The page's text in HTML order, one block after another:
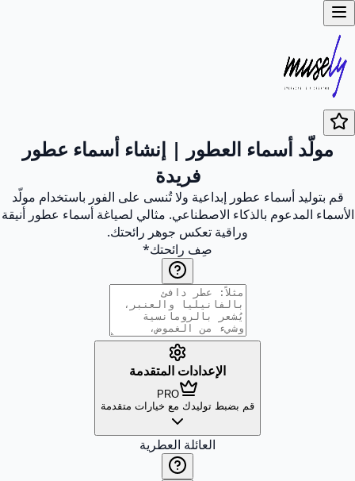
مولّد أسماء العطور | إنشاء أسماء عطور
فريدة
قم بتوليد أسماء عطور إبداعية ولا تُنسى على الفور باستخدام مولّد
الأسماء المدعوم بالذكاء الاصطناعي. مثالي لصياغة أسماء عطور أنيقة
وراقية تعكس جوهر رائحتك.
صِف رائحتك*
الإعدادات المتقدمة
PRO
قم بضبط توليدك مع خيارات متقدمة
العائلة العطرية